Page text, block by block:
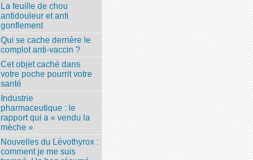
La feuille de chou
antidouleur et anti
gonflement
Qui se cache derrière le
complot anti-vaccin ?
Cet objet caché dans
votre poche pourrit votre
santé
Industrie
pharmaceutique : le
rapport qui a « vendu la
mèche »
Nouvelles du Lévothyrox :
comment je me suis